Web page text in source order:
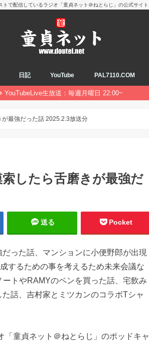
トで配信しているラジオ「童貞ネット＠ねとらじ」の公式サイト
日記 YouTube PAL7110.COM
YouTubeLive生放送：毎週月曜日 22:00~
最強だった話 2025.2.3放送分
したら舌磨きが最強だ
送る Pocket
った話、マンションに小便野郎が出現
するための事を考えるため未来会議な
トやRAMYのペンを買った話、宅飲み
話、吉村家とミツカンのコラボTシャ
童貞ネット＠ねとらじ」のポッドキャ